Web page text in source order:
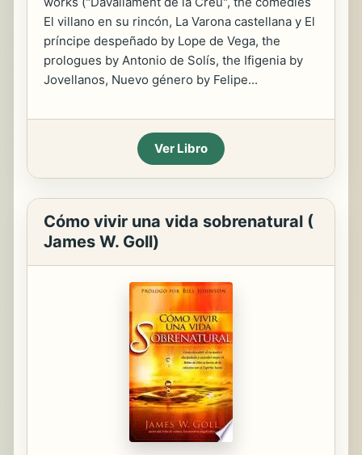
El villano en su rincón, La Varona castellana y El
príncipe despeñado by Lope de Vega, the
prologues by Antonio de Solís, the Ifigenia by
Jovellanos, Nuevo género by Felipe...
Ver Libro
Cómo vivir una vida sobrenatural (
James W. Goll)